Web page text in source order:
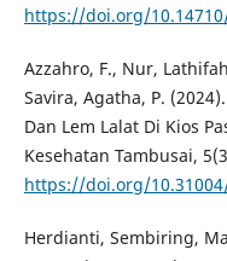
https://doi.org/
Azzahro, F., Nur,
Savira, Agatha, P.
Dan Lem Lalat Di Kios
Kesehatan Tambusai,
https://doi.org/
Herdianti, Sembiring,